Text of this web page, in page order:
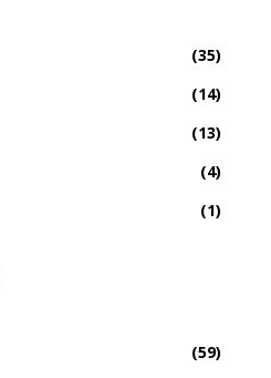
(35)
(14)
(13)
(4)
(1)
(59)